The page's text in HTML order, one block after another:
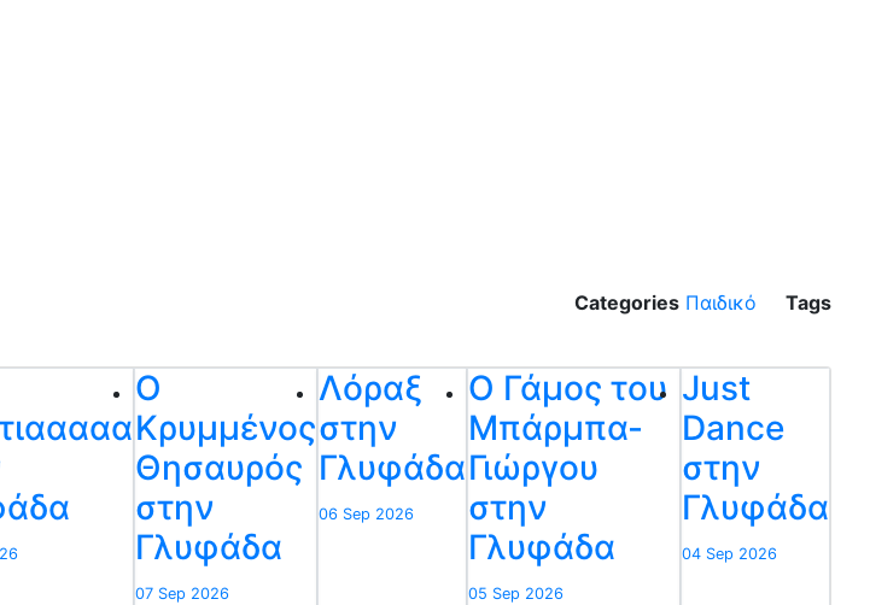
Categories Παιδικό Tags
Ο
Κρυμμένος
Θησαυρός
στην
Γλυφάδα
07 Sep 2026
Λόραξ
στην
Γλυφάδα
06 Sep 2026
Ο Γάμος του
Μπάρμπα-
Γιώργου
στην
Γλυφάδα
05 Sep 2026
Just
Dance
στην
Γλυφάδα
04 Sep 2026